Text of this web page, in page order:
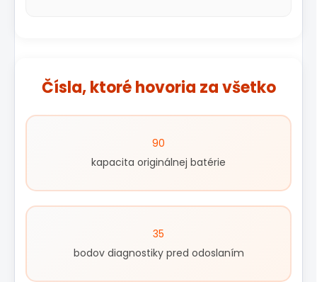
Čísla, ktoré hovoria za všetko
90
kapacita originálnej batérie
35
bodov diagnostiky pred odoslaním